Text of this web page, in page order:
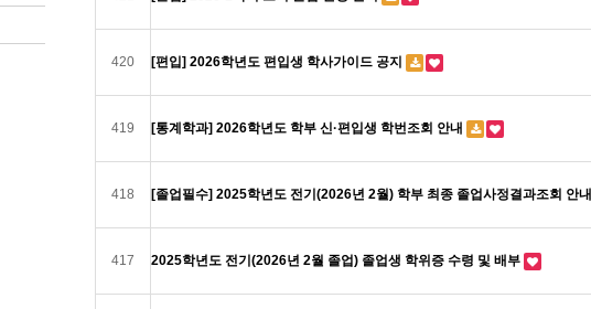
420 [편입] 2026학년도 편입생 학사가이드 공지
419 [통계학과] 2026학년도 학부 신·편입생 학번조회 안내
418 [졸업필수] 2025학년도 전기(2026년 2월) 학부 최종 졸업사정결과조회 안내
417 2025학년도 전기(2026년 2월 졸업) 졸업생 학위증 수령 및 배부